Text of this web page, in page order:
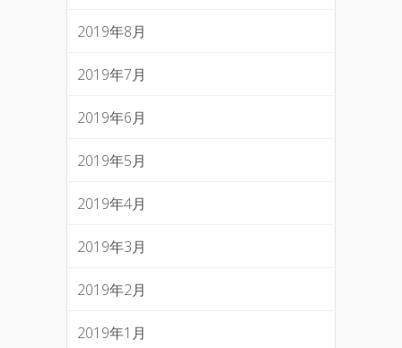
2019年8月
2019年7月
2019年6月
2019年5月
2019年4月
2019年3月
2019年2月
2019年1月